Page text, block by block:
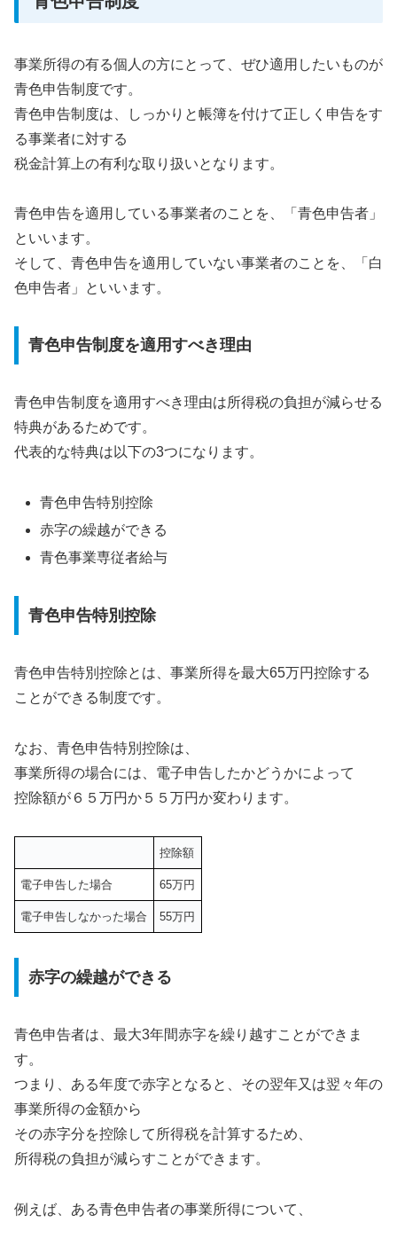
事業所得の有る個人の方にとって、ぜひ適用したいものが
青色申告制度です。
青色申告制度は、しっかりと帳簿を付けて正しく申告をす
る事業者に対する
税金計算上の有利な取り扱いとなります。
青色申告を適用している事業者のことを、「青色申告者」
といいます。
そして、青色申告を適用していない事業者のことを、「白
色申告者」といいます。
青色申告制度を適用すべき理由
青色申告制度を適用すべき理由は所得税の負担が減らせる
特典があるためです。
代表的な特典は以下の3つになります。
青色申告特別控除
赤字の繰越ができる
青色事業専従者給与
青色申告特別控除
青色申告特別控除とは、事業所得を最大65万円控除する
ことができる制度です。
なお、青色申告特別控除は、
事業所得の場合には、電子申告したかどうかによって
控除額が６５万円か５５万円か変わります。
控除額
電子申告した場合 65万円
電子申告しなかった場合 55万円
赤字の繰越ができる
青色申告者は、最大3年間赤字を繰り越すことができま
す。
つまり、ある年度で赤字となると、その翌年又は翌々年の
事業所得の金額から
その赤字分を控除して所得税を計算するため、
所得税の負担が減らすことができます。
例えば、ある青色申告者の事業所得について、